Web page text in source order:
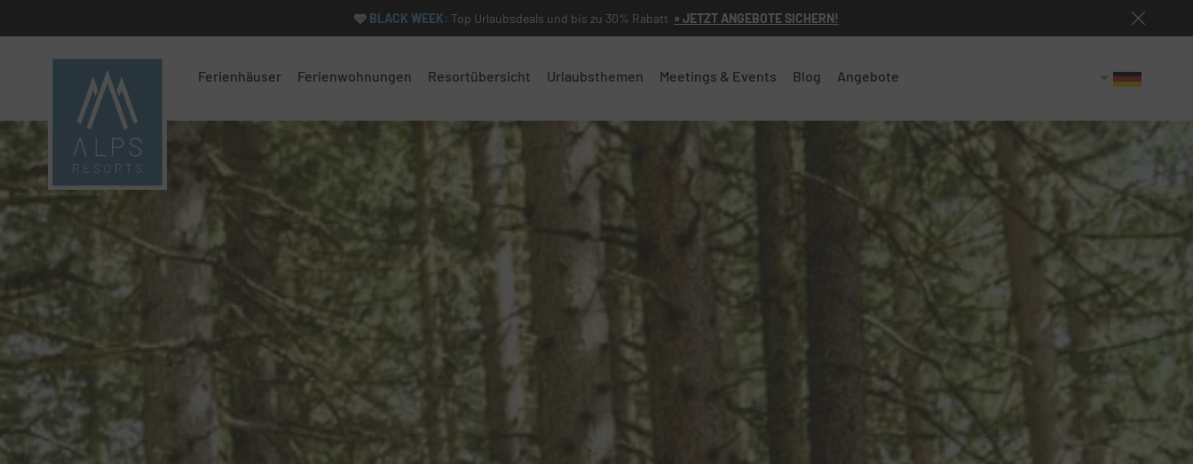
🩵 BLACK WEEK: Top Urlaubsdeals und bis zu 30% Rabatt » JETZT ANGEBOTE SICHERN!
Ferienhäuser
Ferienwohnungen Resortübersicht Urlaubsthemen Meetings & Events Blog Angebote